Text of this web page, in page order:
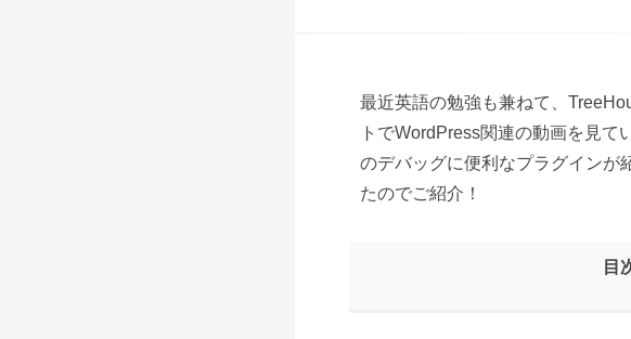
最近英語の勉強も兼ねて、
トでWordPress関連の動画を見
のデバッグに便利なプラグインが
たのでご紹介！
目